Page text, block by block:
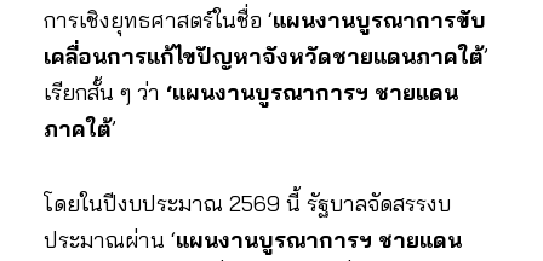
การเชิงยุทธศาสตร์ในชื่อ ‘แผนงานบูรณาการขับ
เคลื่อนการแก้ไขปัญหาจังหวัดชายแดนภาคใต้’
เรียกสั้น ๆ ว่า ‘แผนงานบูรณาการฯ ชายแดน
ภาคใต้’
โดยในปีงบประมาณ 2569 นี้ รัฐบาลจัดสรรงบ
ประมาณผ่าน ‘แผนงานบูรณาการฯ ชายแดน